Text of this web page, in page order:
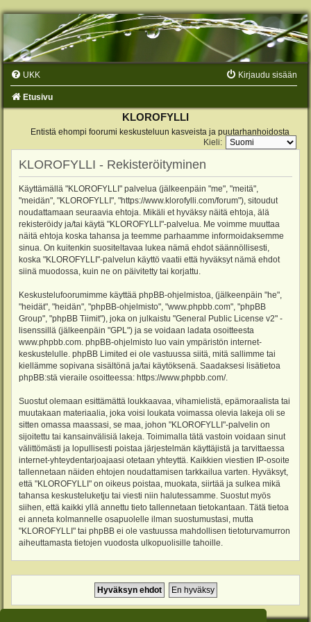
UKK Kirjaudu sisään
Etusivu
KLOROFYLLI
Entistä ehompi foorumi keskusteluun kasveista ja puutarhanhoidosta
Kieli:
KLOROFYLLI - Rekisteröityminen
Käyttämällä "KLOROFYLLI" palvelua (jälkeenpäin "me", "meitä",
"meidän", "KLOROFYLLI", "https://www.klorofylli.com/forum"), sitoudut
noudattamaan seuraavia ehtoja. Mikäli et hyväksy näitä ehtoja, älä
rekisteröidy ja/tai käytä "KLOROFYLLI"-palvelua. Me voimme muuttaa
näitä ehtoja koska tahansa ja teemme parhaamme informoidaksemme
sinua. On kuitenkin suositeltavaa lukea nämä ehdot säännöllisesti,
koska "KLOROFYLLI"-palvelun käyttö vaatii että hyväksyt nämä ehdot
siinä muodossa, kuin ne on päivitetty tai korjattu.
Keskustelufoorumimme käyttää phpBB-ohjelmistoa, (jälkeenpäin "he",
"heidät", "heidän", "phpBB-ohjelmisto", "www.phpbb.com", "phpBB
Group", "phpBB Tiimit"), joka on julkaistu "General Public License v2" -
lisenssillä (jälkeenpäin "GPL") ja se voidaan ladata osoitteesta
www.phpbb.com . phpBB-ohjelmisto luo vain ympäristön internet-
keskustelulle. phpBB Limited ei ole vastuussa siitä, mitä sallimme tai
kiellämme sopivana sisältönä ja/tai käytöksenä. Saadaksesi lisätietoa
phpBB:stä vieraile osoitteessa: https://www.phpbb.com/.
Suostut olemaan esittämättä loukkaavaa, vihamielistä, epämoraalista tai
muutakaan materiaalia, joka voisi loukata voimassa olevia lakeja oli se
sitten omassa maassasi, se maa, johon "KLOROFYLLI"-palvelin on
sijoitettu tai kansainvälisiä lakeja. Toimimalla tätä vastoin voidaan sinut
välittömästi ja lopullisesti poistaa järjestelmän käyttäjistä ja tarvittaessa
internet-yhteydentarjoajaasi otetaan yhteyttä. Kaikkien viestien IP-osoite
tallennetaan näiden ehtojen noudattamisen tarkkailua varten. Hyväksyt,
että "KLOROFYLLI" on oikeus poistaa, muokata, siirtää ja sulkea mikä
tahansa keskusteluketju tai viesti niin halutessamme. Suostut myös
siihen, että kaikki yllä annettu tieto tallennetaan tietokantaan. Tätä tietoa
ei anneta kolmannelle osapuolelle ilman suostumustasi, mutta
"KLOROFYLLI" tai phpBB ei ole vastuussa mahdollisen tietoturvamurron
aiheuttamasta tietojen vuodosta ulkopuolisille tahoille.